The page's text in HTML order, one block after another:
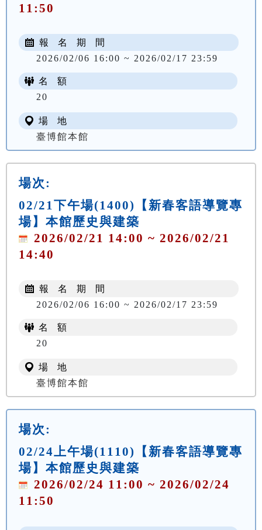
11:50
報 名 期 間
2026/02/06 16:00 ~ 2026/02/17 23:59
名 額
20
場 地
臺博館本館
場次:
02/21下午場(1400)【新春客語導覽專
場】本館歷史與建築
2026/02/21 14:00 ~ 2026/02/21
14:40
報 名 期 間
2026/02/06 16:00 ~ 2026/02/17 23:59
名 額
20
場 地
臺博館本館
場次:
02/24上午場(1110)【新春客語導覽專
場】本館歷史與建築
2026/02/24 11:00 ~ 2026/02/24
11:50